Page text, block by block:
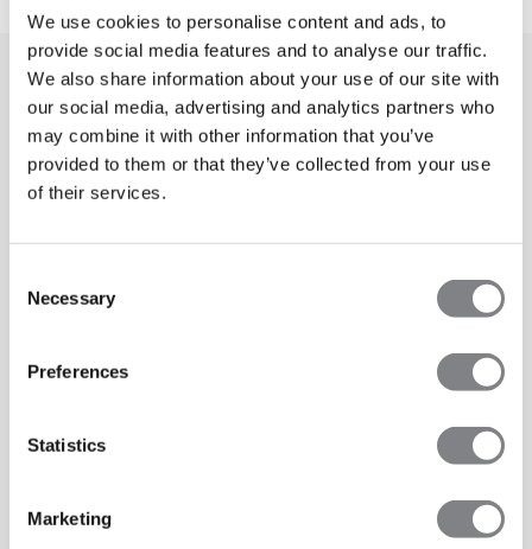
We use cookies to personalise content and ads, to
provide social media features and to analyse our traffic.
We also share information about your use of our site with
our social media, advertising and analytics partners who
may combine it with other information that you’ve
provided to them or that they’ve collected from your use
of their services.
Selection
Necessary
Preferences
Statistics
Marketing